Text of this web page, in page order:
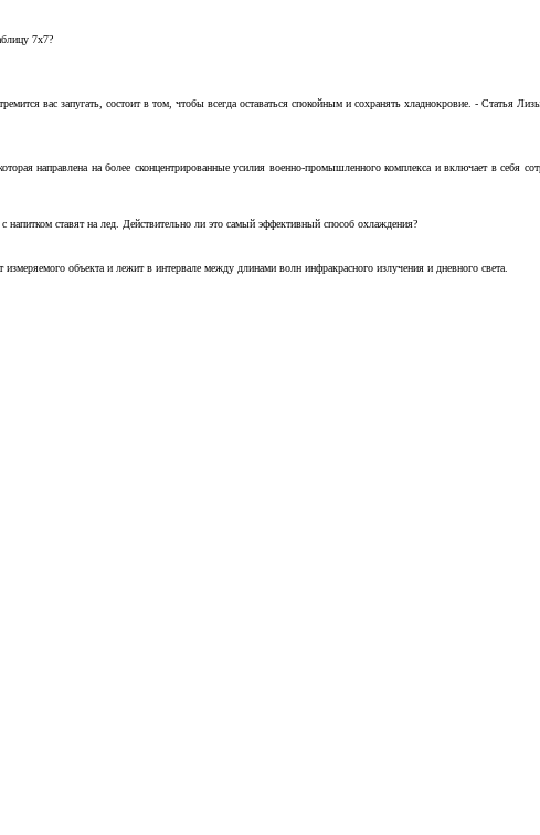
7х7?
вас запугать, состоит в том, чтобы всегда оставаться спокойным и сохранять хладнокровие. - Статья
направлена на более сконцентрированные усилия военно-промышленного комплекса и включает в себя
ставят на лед. Действительно ли это самый эффективный способ охлаждения?
объекта и лежит в интервале между длинами волн инфракрасного излучения и дневного света.